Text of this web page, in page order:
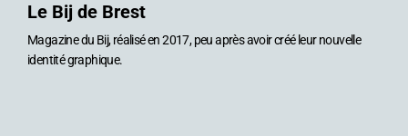
Le Bij de Brest
Magazine du Bij, réalisé en 2017, peu après avoir créé leur nouvelle
identité graphique.